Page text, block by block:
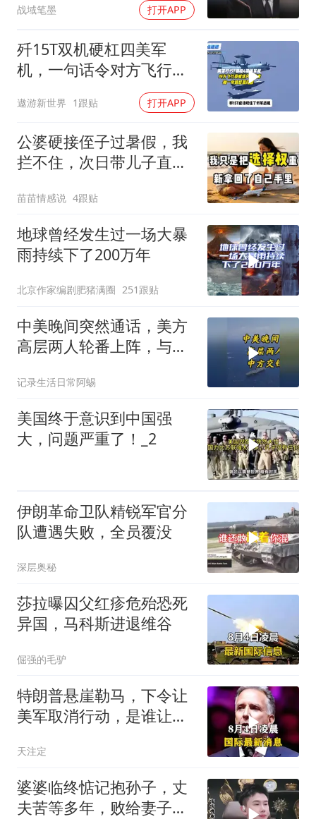
战域笔墨 打开APP
歼15T双机硬杠四美军
机，一句话令对方飞行员
遨游新世界 1跟贴 打开APP
公婆硬接侄子过暑假，我
拦不住，次日带儿子直飞
苗苗情感说 4跟贴
地球曾经发生过一场大暴
雨持续下了200万年
北京作家编剧肥猪满圈 251跟贴
中美晚间突然通话，美方
高层两人轮番上阵，与中
记录生活日常阿蜴
美国终于意识到中国强
大，问题严重了！_2
伊朗革命卫队精锐军官分
队遭遇失败，全员覆没
深层奥秘
莎拉曝囚父红疹危殆恐死
异国，马科斯进退维谷
倔强的毛驴
特朗普悬崖勒马，下令让
美军取消行动，是谁让他
天注定
婆婆临终惦记抱孙子，丈
夫苦等多年，败给妻子的